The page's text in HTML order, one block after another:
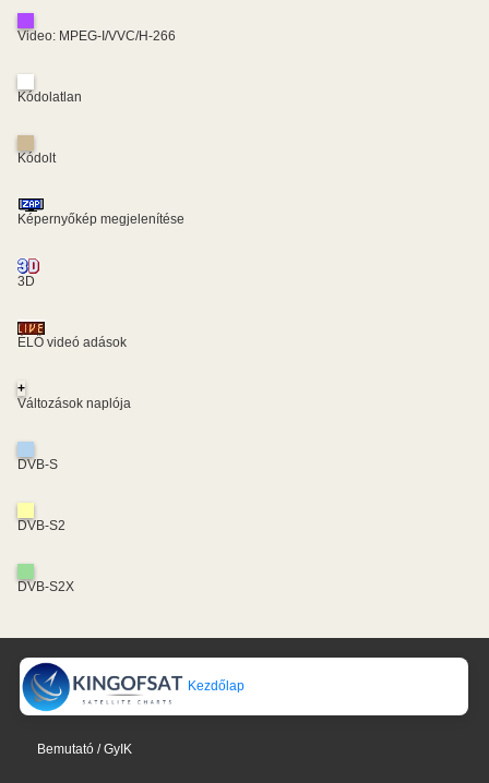
Video: MPEG-I/VVC/H-266
Kódolatlan
Kódolt
Képernyőkép megjelenítése
3D
ÉLŐ videó adások
+
Változások naplója
DVB-S
DVB-S2
DVB-S2X
Kezdőlap
Bemutató / GyIK